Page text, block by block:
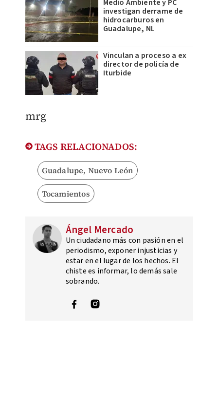
Medio Ambiente y PC
investigan derrame de
hidrocarburos en
Guadalupe, NL
Vinculan a proceso a ex
director de policía de
Iturbide
mrg
TAGS RELACIONADOS:
Guadalupe, Nuevo León
Tocamientos
Ángel Mercado
Un ciudadano más con pasión en el
periodismo, exponer injusticias y
estar en el lugar de los hechos. El
chiste es informar, lo demás sale
sobrando.